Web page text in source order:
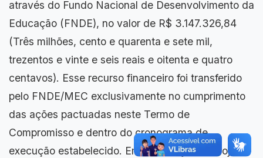
através do Fundo Nacional de Desenvolvimento da
Educação (FNDE), no valor de R$ 3.147.326,84
(Três milhões, cento e quarenta e sete mil,
trezentos e vinte e seis reais e oitenta e quatro
centavos). Esse recurso financeiro foi transferido
pelo FNDE/MEC exclusivamente no cumprimento
das ações pactuadas neste Termo de
Compromisso e dentro do cronograma de
execução estabelecido. Em construção, o Projeto